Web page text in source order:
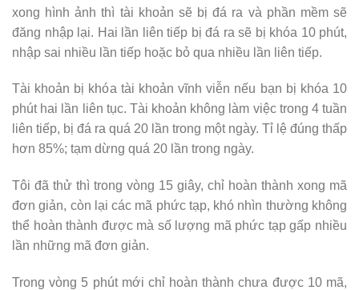
xong hình ảnh thì tài khoản sẽ bị đá ra và phần mềm sẽ
đăng nhập lại. Hai lần liên tiếp bị đá ra sẽ bị khóa 10 phút,
nhập sai nhiều lần tiếp hoặc bỏ qua nhiều lần liên tiếp.
Tài khoản bị khóa tài khoản vĩnh viễn nếu bạn bị khóa 10
phút hai lần liên tục. Tài khoản không làm việc trong 4 tuần
liên tiếp, bị đá ra quá 20 lần trong một ngày. Tỉ lệ đúng thấp
hơn 85%; tạm dừng quá 20 lần trong ngày.
Tôi đã thử thì trong vòng 15 giây, chỉ hoàn thành xong mã
đơn giản, còn lại các mã phức tạp, khó nhìn thường không
thể hoàn thành được mà số lượng mã phức tạp gấp nhiều
lần những mã đơn giản.
Trong vòng 5 phút mới chỉ hoàn thành chưa được 10 mã,